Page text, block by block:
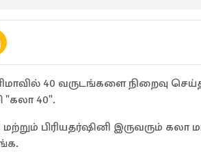
40 வருடங்களை நிறைவு
"கலா 40".
பிரியதர்ஷினி இருவரும் கலா